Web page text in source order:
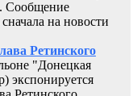
Сообщение
на новости
Ретинского
"Донецкая
экспонируется